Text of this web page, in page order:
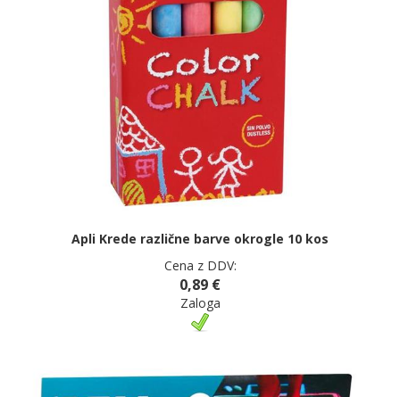
Apli Krede različne barve okrogle 10 kos
Cena z DDV:
0,89 €
Zaloga